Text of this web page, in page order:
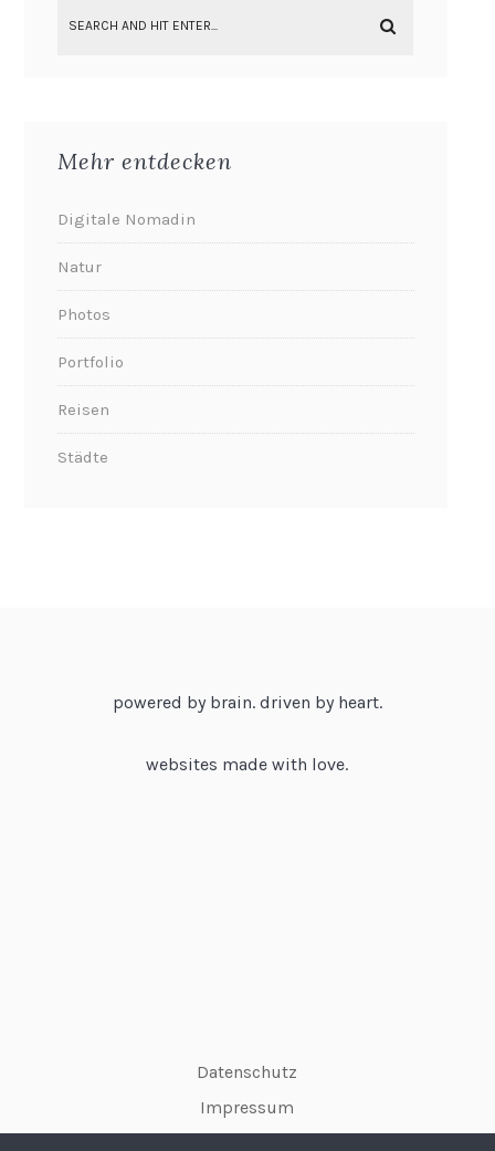
Mehr entdecken
Digitale Nomadin
Natur
Photos
Portfolio
Reisen
Städte
powered by brain. driven by heart.
websites made with love.
Datenschutz
Impressum